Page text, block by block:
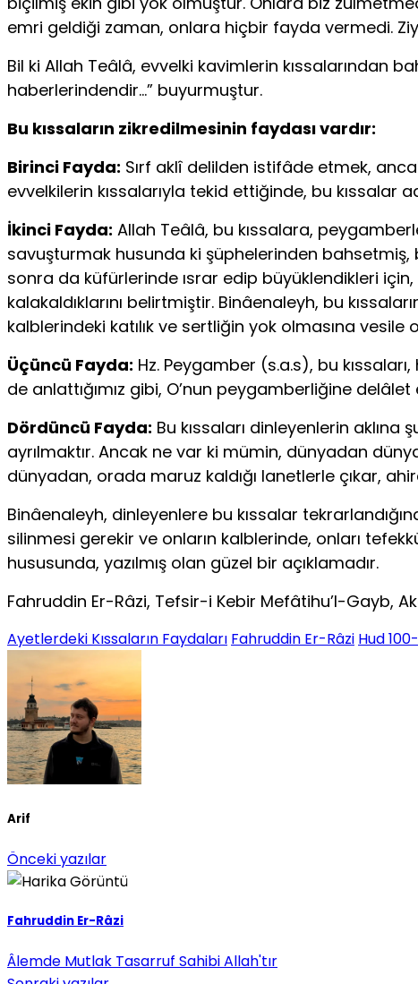
emri geldiği zaman, onlara hiçbir fayda vermedi.
Bil ki Allah Teâlâ, evvelki kavimlerin kıssalarından
haberlerindendir…” buyurmuştur.
Bu kıssaların zikredilmesinin faydası vardır:
Birinci Fayda: Sırf aklî delilden istifâde etmek,
evvelkilerin kıssalarıyla tekid ettiğinde, bu
İkinci Fayda: Allah Teâlâ, bu kıssalara,
savuşturmak husunda ki şüphelerinden bahsetmiş,
sonra da küfürlerinde ısrar edip büyüklendikleri
kalakaldıklarını belirtmiştir. Binâenaleyh, bu
kalblerindeki katılık ve sertliğin yok olmasına
Üçüncü Fayda: Hz. Peygamber (s.a.s), bu
de anlattığımız gibi, O’nun peygamberliğine
Dördüncü Fayda: Bu kıssaları dinleyenlerin aklına
ayrılmaktır. Ancak ne var ki mümin, dünyadan
dünyadan, orada maruz kaldığı lanetlerle çıkar,
Binâenaleyh, dinleyenlere bu kıssalar
silinmesi gerekir ve onların kalblerinde, onları
hususunda, yazılmış olan güzel bir açıklamadır.
Fahruddin Er-Râzi, Tefsir-i Kebir Mefâtihu’l-Gayb,
Ayetlerdeki Kıssaların Faydaları Fahruddin Er-Râzi Hud
Arif
Önceki yazılar
Fahruddin Er-Râzi
Âlemde Mutlak Tasarruf Sahibi Allah'tır